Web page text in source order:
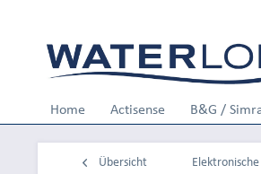
Home Actisense B&G /
Übersicht